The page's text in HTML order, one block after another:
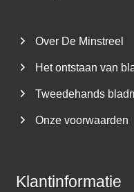
Over De Minstreel
Het ontstaan van
Tweedehands
Onze voorwaarden
Klantinformatie